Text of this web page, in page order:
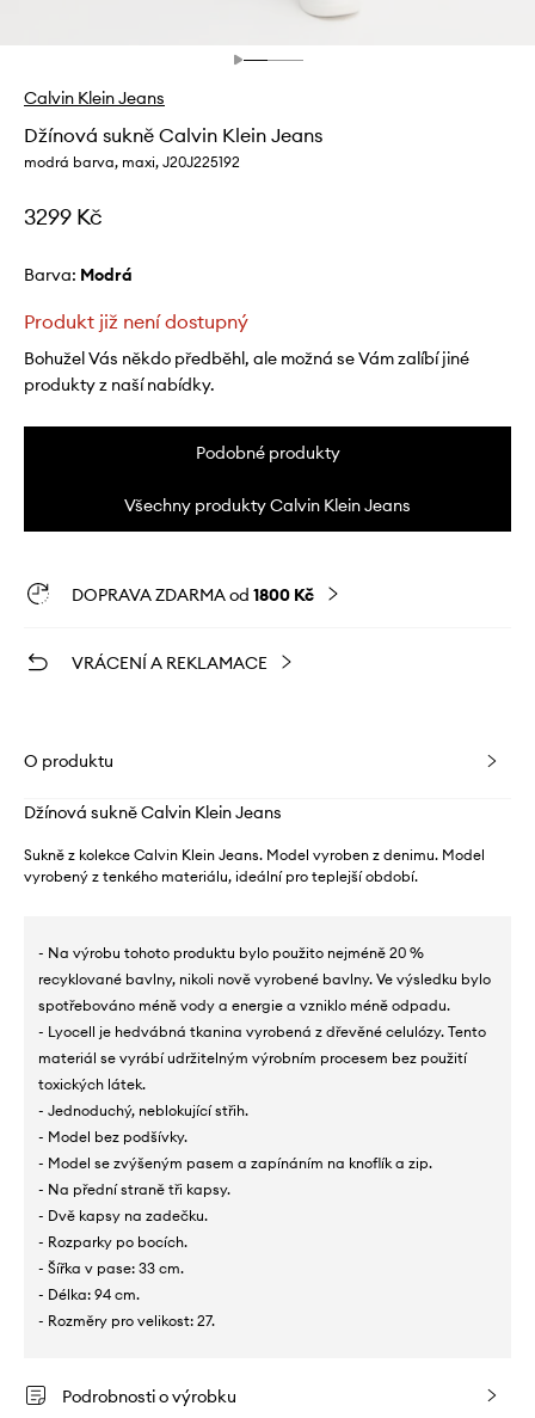
Calvin Klein Jeans
Džínová sukně Calvin Klein Jeans
modrá barva, maxi, J20J225192
3299 Kč
Barva: modrá
Produkt již není dostupný
Bohužel Vás někdo předběhl, ale možná se Vám zalíbí jiné
produkty z naší nabídky.
Podobné produkty
Všechny produkty Calvin Klein Jeans
DOPRAVA ZDARMA od 1800 Kč
VRÁCENÍ A REKLAMACE
O produktu
Džínová sukně Calvin Klein Jeans
Sukně z kolekce Calvin Klein Jeans. Model vyroben z denimu. Model
vyrobený z tenkého materiálu, ideální pro teplejší období.
- Na výrobu tohoto produktu bylo použito nejméně 20 %
recyklované bavlny, nikoli nově vyrobené bavlny. Ve výsledku bylo
spotřebováno méně vody a energie a vzniklo méně odpadu.
- Lyocell je hedvábná tkanina vyrobená z dřevěné celulózy. Tento
materiál se vyrábí udržitelným výrobním procesem bez použití
toxických látek.
- Jednoduchý, neblokující střih.
- Model bez podšívky.
- Model se zvýšeným pasem a zapínáním na knoflík a zip.
- Na přední straně tři kapsy.
- Dvě kapsy na zadečku.
- Rozparky po bocích.
- Šířka v pase: 33 cm.
- Délka: 94 cm.
- Rozměry pro velikost: 27.
Podrobnosti o výrobku